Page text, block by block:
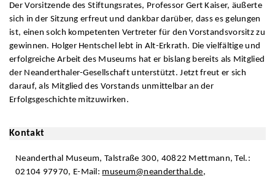
Der Vorsitzende des Stiftungsrates, Professor Gert Kaiser, äußerte
sich in der Sitzung erfreut und dankbar darüber, dass es gelungen
ist, einen solch kompetenten Vertreter für den Vorstandsvorsitz zu
gewinnen. Holger Hentschel lebt in Alt-Erkrath. Die vielfältige und
erfolgreiche Arbeit des Museums hat er bislang bereits als Mitglied
der Neanderthaler-Gesellschaft unterstützt. Jetzt freut er sich
darauf, als Mitglied des Vorstands unmittelbar an der
Erfolgsgeschichte mitzuwirken.
Kontakt
Neanderthal Museum, Talstraße 300, 40822 Mettmann, Tel.:
02104 97970, E-Mail: museum@neanderthal.de,